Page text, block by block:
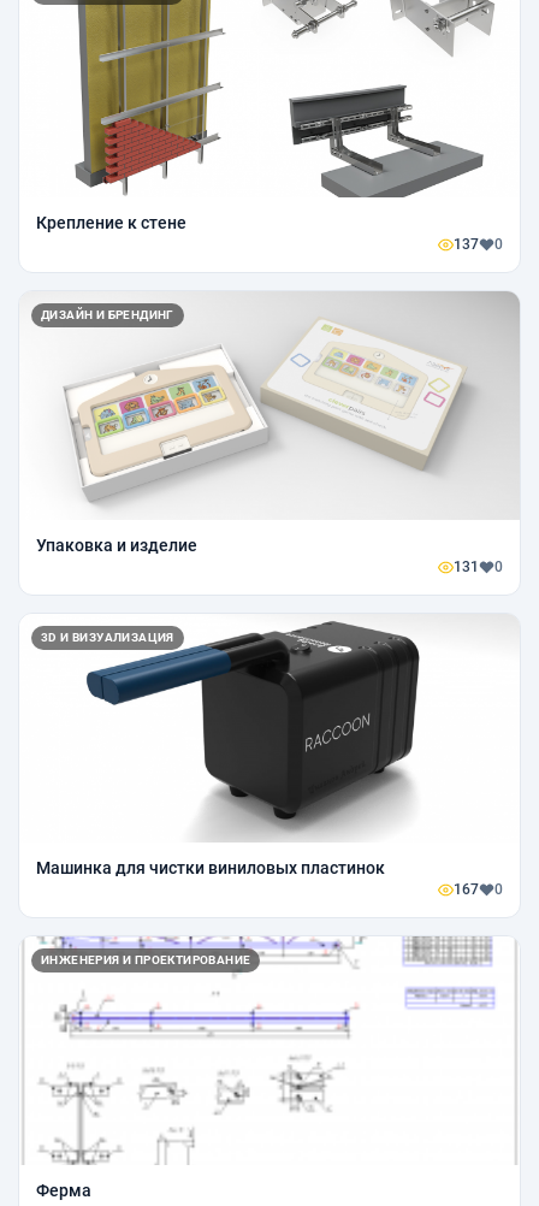
Крепление к стене
137 0
ДИЗАЙН И БРЕНДИНГ
Упаковка и изделие
131 0
3D И ВИЗУАЛИЗАЦИЯ
Машинка для чистки виниловых пластинок
167 0
ИНЖЕНЕРИЯ И ПРОЕКТИРОВАНИЕ
Ферма